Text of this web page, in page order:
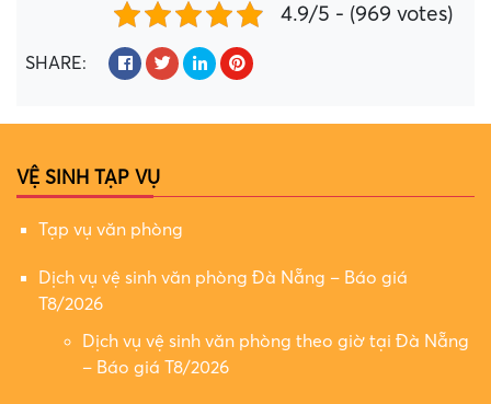
4.9/5 - (969 votes)
SHARE:
VỆ SINH TẠP VỤ
Tạp vụ văn phòng
Dịch vụ vệ sinh văn phòng Đà Nẵng – Báo giá
T8/2026
Dịch vụ vệ sinh văn phòng theo giờ tại Đà Nẵng
– Báo giá T8/2026